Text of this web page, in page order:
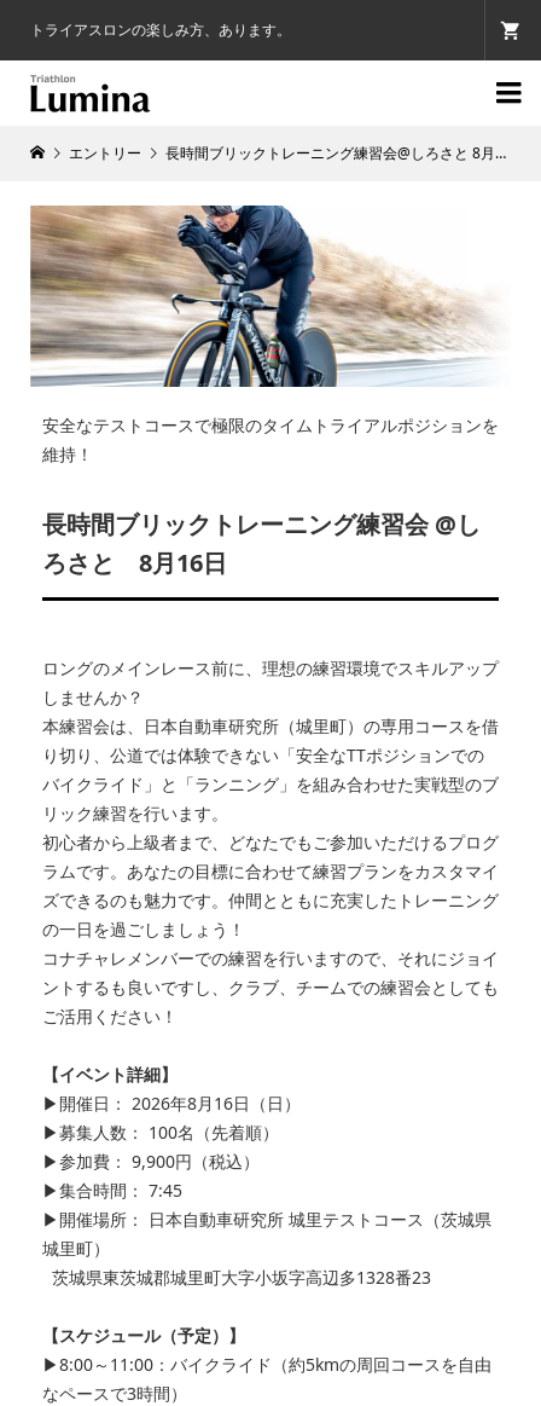
トライアスロンの楽しみ方、あります。

エントリー 長時間ブリックトレーニング練習会@しろさと 8月16日
安全なテストコースで極限のタイムトライアルポジションを
維持！
長時間ブリックトレーニング練習会 @し
ろさと 8月16日
ロングのメインレース前に、理想の練習環境でスキルアップ
しませんか？
本練習会は、日本自動車研究所（城里町）の専用コースを借
り切り、公道では体験できない「安全なTTポジションでの
バイクライド」と「ランニング」を組み合わせた実戦型のブ
リック練習を行います。
初心者から上級者まで、どなたでもご参加いただけるプログ
ラムです。あなたの目標に合わせて練習プランをカスタマイ
ズできるのも魅力です。仲間とともに充実したトレーニング
の一日を過ごしましょう！
コナチャレメンバーでの練習を行いますので、それにジョイ
ントするも良いですし、クラブ、チームでの練習会としても
ご活用ください！
【イベント詳細】
▶開催日： 2026年8月16日（日）
▶募集人数： 100名（先着順）
▶参加費： 9,900円（税込）
▶集合時間： 7:45
▶開催場所： 日本自動車研究所 城里テストコース（茨城県
城里町）
茨城県東茨城郡城里町大字小坂字高辺多1328番23
【スケジュール（予定）】
▶8:00～11:00：バイクライド（約5kmの周回コースを自由
なペースで3時間）